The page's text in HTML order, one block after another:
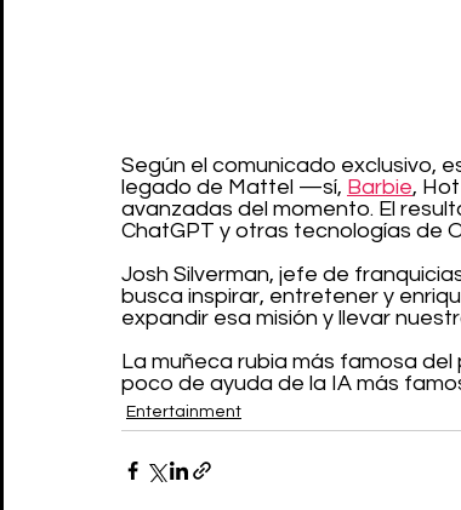
Según el comunicado exclusivo,
legado de Mattel —sí, Barbie,
avanzadas del momento. El
ChatGPT y otras tecnologías de
Josh Silverman, jefe de
busca inspirar, entretener y
expandir esa misión y llevar
La muñeca rubia más famosa
poco de ayuda de la IA más
Entertainment